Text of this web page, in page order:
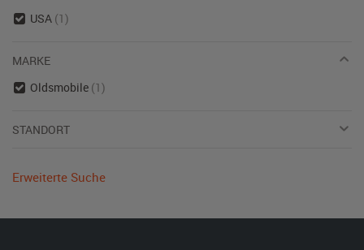
USA (1)
MARKE
Oldsmobile (1)
STANDORT
Erweiterte Suche